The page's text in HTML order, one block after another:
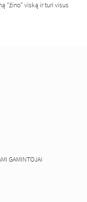
“žino” viską ir turi visus
GAMINTOJAI